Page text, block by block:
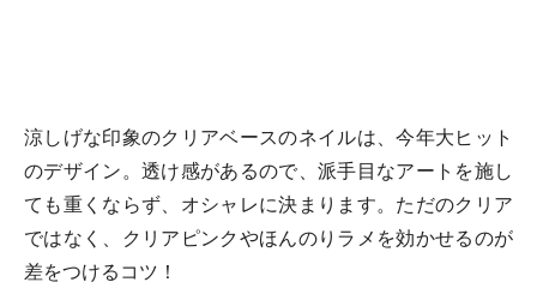
涼しげな印象のクリアベースのネイルは、今年大ヒット
のデザイン。透け感があるので、派手目なアートを施し
ても重くならず、オシャレに決まります。ただのクリア
ではなく、クリアピンクやほんのりラメを効かせるのが
差をつけるコツ！